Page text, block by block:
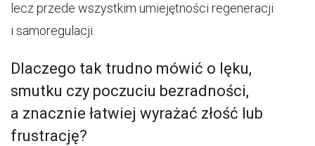
lecz przede wszystkim umiejętności regeneracji
i samoregulacji.
Dlaczego tak trudno mówić o lęku,
smutku czy poczuciu bezradności,
a znacznie łatwiej wyrażać złość lub
frustrację?